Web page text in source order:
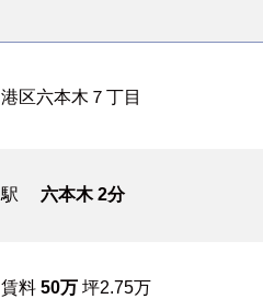
港区六本木７丁目
駅 六本木 2分
賃料 50万坪2.75万